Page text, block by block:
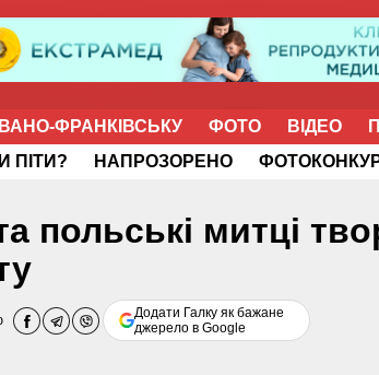
ФРАНКІВСЬКУ ФОТО ВІДЕО
ПІТИ? НАПРОЗОРЕНО
польські митці
Додати Галку як бажане
джерело в Google